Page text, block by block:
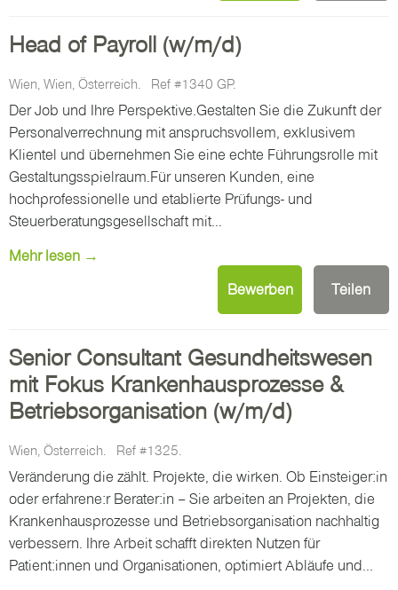
Head of Payroll (w/m/d)
Wien, Wien, Österreich. Ref #1340 GP.
Der Job und Ihre Perspektive.Gestalten Sie die Zukunft der
Personalverrechnung mit anspruchsvollem, exklusivem
Klientel und übernehmen Sie eine echte Führungsrolle mit
Gestaltungsspielraum.Für unseren Kunden, eine
hochprofessionelle und etablierte Prüfungs- und
Steuerberatungsgesellschaft mit...
Mehr lesen →
Bewerben Teilen
Senior Consultant Gesundheitswesen
mit Fokus Krankenhausprozesse &
Betriebsorganisation (w/m/d)
Wien, Österreich. Ref #1325.
Veränderung die zählt. Projekte, die wirken. Ob Einsteiger:in
oder erfahrene:r Berater:in – Sie arbeiten an Projekten, die
Krankenhausprozesse und Betriebsorganisation nachhaltig
verbessern. Ihre Arbeit schafft direkten Nutzen für
Patient:innen und Organisationen, optimiert Abläufe und...